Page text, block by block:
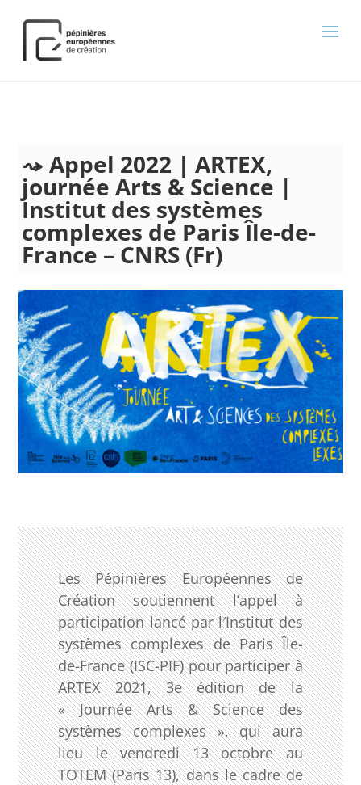
Appel 2022 | ARTEX,
journée Arts & Science |
Institut des systèmes
complexes de Paris Île-de-
France – CNRS (Fr)
Les Pépinières Européennes de
Création soutiennent l’appel à
participation lancé par l′Institut des
systèmes complexes de Paris Île-
de-France (ISC-PIF) pour participer à
ARTEX 2021, 3e édition de la
« Journée Arts & Science des
systèmes complexes », qui aura
lieu le vendredi 13 octobre au
TOTEM (Paris 13), dans le cadre de